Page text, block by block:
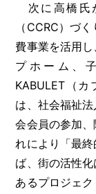
次に高橋氏
（CCRC）づ
費事業を活用
プホーム、
KABULET（
は、社会福祉
会会員の参加
れにより「最
ば、街の活性
あるプロジェ